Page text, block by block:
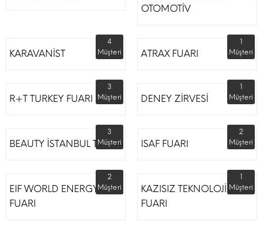
OTOMOTİV
KARAVANİST
4
Müşteri
ATRAX FUARI
1
Müşteri
R+T TURKEY FUARI
3
Müşteri
DENEY ZİRVESİ
1
Müşteri
BEAUTY İSTANBUL TÜYAP
3
Müşteri
ISAF FUARI
2
Müşteri
EIF WORLD ENERGY
FUARI
2
Müşteri
KAZISIZ TEKNOLOJİLER
FUARI
1
Müşteri